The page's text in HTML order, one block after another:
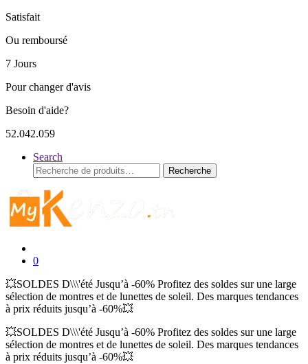
Satisfait
Ou remboursé
7 Jours
Pour changer d'avis
Besoin d'aide?
52.042.059
Search
Recherche
pour :
Recherche
0
💥SOLDES D\\\'été Jusqu’à -60% Profitez des soldes sur une large
sélection de montres et de lunettes de soleil. Des marques tendances
à prix réduits jusqu’à -60%💥
💥SOLDES D\\\'été Jusqu’à -60% Profitez des soldes sur une large
sélection de montres et de lunettes de soleil. Des marques tendances
à prix réduits jusqu’à -60%💥